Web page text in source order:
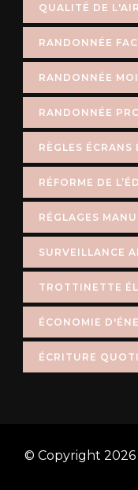
QUALITÉ DE
RANDONNÉE
RANDONNÉE
RANDONNÉE
RÈGLES ÉCRANS
RÉFORME DE
RÉGLAGES
SURVEILLANCE
TROTTINETTE
ÉCONOMIE
ÉCRITURE
© Copyright 2026